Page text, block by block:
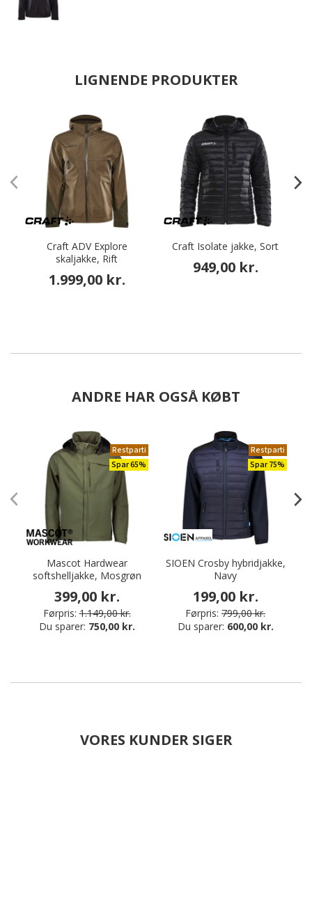
LIGNENDE PRODUKTER
Craft ADV Explore
skaljakke, Rift
1.999,00 kr.
Craft Isolate jakke, Sort
949,00 kr.
ANDRE HAR OGSÅ KØBT
Restparti
Spar 65%
Mascot Hardwear
softshelljakke, Mosgrøn
399,00 kr.
Førpris: 1.149,00 kr.
Du sparer: 750,00 kr.
Restparti
Spar 75%
SIOEN Crosby hybridjakke,
Navy
199,00 kr.
Førpris: 799,00 kr.
Du sparer: 600,00 kr.
VORES KUNDER SIGER